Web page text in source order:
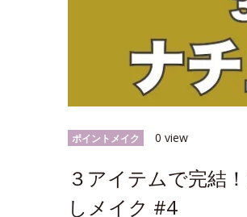
ポイントメイク 0 view
３アイテムで完結
しメイク #4